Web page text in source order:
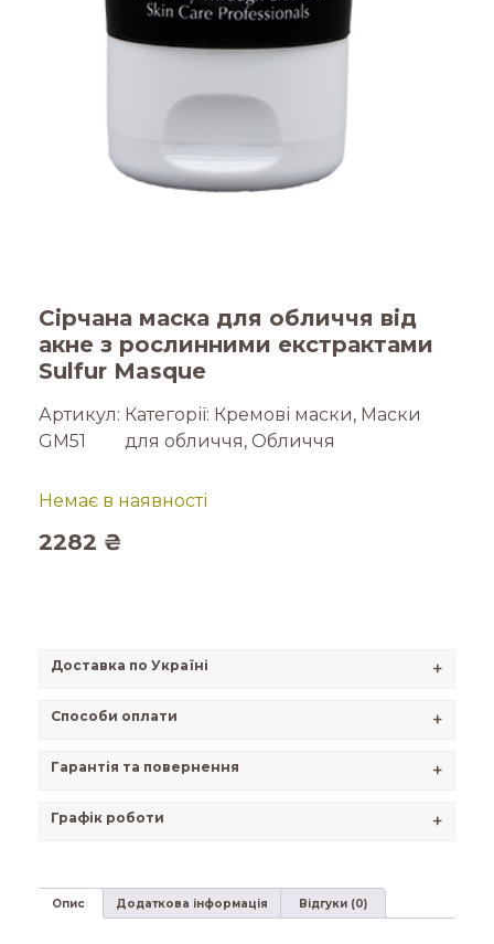
Сірчана маска для обличчя від
акне з рослинними екстрактами
Sulfur Masque
2282 ₴
Немає в наявності
Артикул:
GM51
Категорії: Кремові маски, Маски
для обличчя,Обличчя
Доставка по Україні +
Способи оплати +
Гарантія та повернення +
Графік роботи +
Опис Додаткова інформація Відгуки (0)